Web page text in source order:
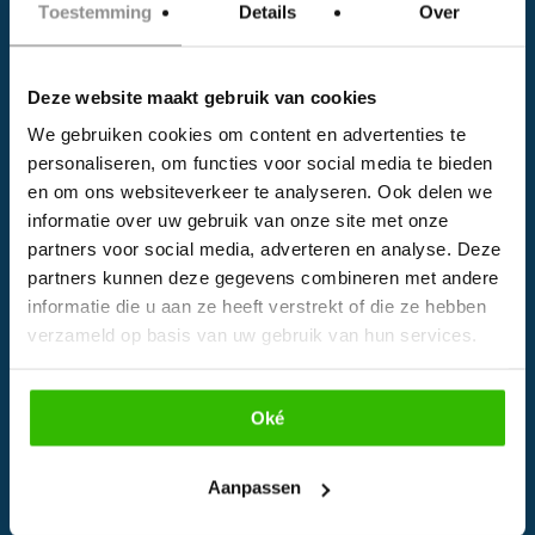
Toestemming Details Over
Deze website maakt gebruik van cookies
We gebruiken cookies om content en advertenties te
personaliseren, om functies voor social media te bieden
en om ons websiteverkeer te analyseren. Ook delen we
informatie over uw gebruik van onze site met onze
partners voor social media, adverteren en analyse. Deze
partners kunnen deze gegevens combineren met andere
informatie die u aan ze heeft verstrekt of die ze hebben
verzameld op basis van uw gebruik van hun services.
Oké
Aanpassen
Instagram
EVENTS
Kalender
Bedrijven
Impressie